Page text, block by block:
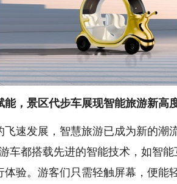
赋能，景区代步车展现智
发展，智慧旅游已成为新的潮流
车都搭载先进的智能技术，如智
体验。游客们只需轻触屏幕，便